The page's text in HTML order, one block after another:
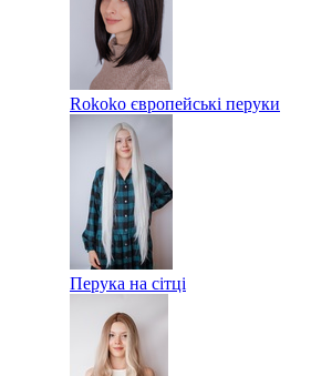
Rokoko європейські перуки
Перука на сітці